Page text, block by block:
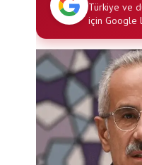
Türkiye ve
için Google